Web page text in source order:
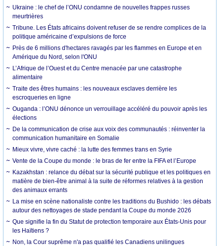
Ukraine : le chef de l’ONU condamne de nouvelles frappes russes
meurtrières
Tribune. Les États africains doivent refuser de se rendre complices de la
politique américaine d’expulsions de force
Près de 6 millions d'hectares ravagés par les flammes en Europe et en
Amérique du Nord, selon l'ONU
L’Afrique de l’Ouest et du Centre menacée par une catastrophe
alimentaire
Traite des êtres humains : les nouveaux esclaves derrière les
escroqueries en ligne
Ouganda : l’ONU dénonce un verrouillage accéléré du pouvoir après les
élections
De la communication de crise aux voix des communautés : réinventer la
communication humanitaire en Somalie
Mieux vivre, vivre caché : la lutte des femmes trans en Syrie
Vente de la Coupe du monde : le bras de fer entre la FIFA et l’Europe
Kazakhstan : relance du débat sur la sécurité publique et les politiques en
matière de bien-être animal à la suite de réformes relatives à la gestion
des animaux errants
La mise en scène nationaliste contre les traditions du Bushido : les débats
autour des nettoyages de stade pendant la Coupe du monde 2026
Que signifie la fin du Statut de protection temporaire aux États-Unis pour
les Haïtiens ?
Non, la Cour suprême n'a pas qualifié les Canadiens unilingues